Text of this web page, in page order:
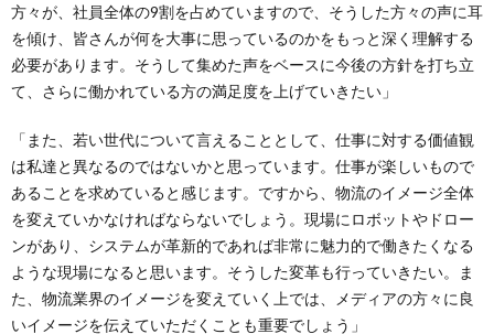
方々が、社員全体の9割を占めていますので、そうした方々の声に耳
を傾け、皆さんが何を大事に思っているのかをもっと深く理解する
必要があります。そうして集めた声をベースに今後の方針を打ち立
て、さらに働かれている方の満足度を上げていきたい」
「また、若い世代について言えることとして、仕事に対する価値観
は私達と異なるのではないかと思っています。仕事が楽しいもので
あることを求めていると感じます。ですから、物流のイメージ全体
を変えていかなければならないでしょう。現場にロボットやドロー
ンがあり、システムが革新的であれば非常に魅力的で働きたくなる
ような現場になると思います。そうした変革も行っていきたい。ま
た、物流業界のイメージを変えていく上では、メディアの方々に良
いイメージを伝えていただくことも重要でしょう」